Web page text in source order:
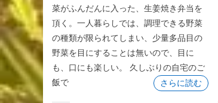
菜がふんだんに入った、生姜焼き弁当を
頂く。一人暮らしでは、調理できる野菜
の種類が限られてしまい、少量多品目の
野菜を目にすることは無いので、目に
も、口にも楽しい。 久しぶりの自宅のご
飯で
さらに読む